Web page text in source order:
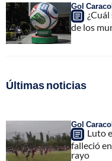
Gol
de los
Últimas noticias
Gol
Luto
falleció
rayo